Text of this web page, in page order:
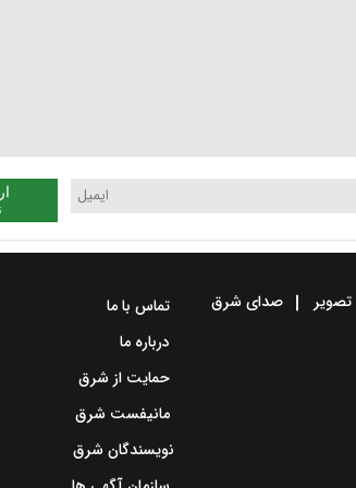
تصویر صدای شرق
تماس با ما
درباره ما
حمایت از شرق
مانیفست شرق
نویسندگان شرق